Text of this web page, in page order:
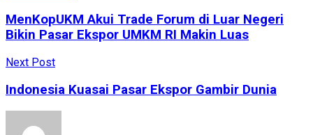
MenKopUKM Akui Trade Forum di Luar Negeri
Bikin Pasar Ekspor UMKM RI Makin Luas
Next Post
Indonesia Kuasai Pasar Ekspor Gambir Dunia